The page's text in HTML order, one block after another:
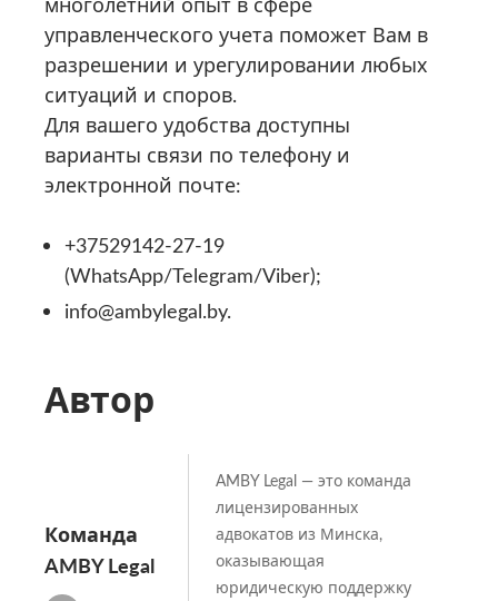
управленческого учета поможет Вам в
разрешении и урегулировании любых
ситуаций и споров.
Для вашего удобства доступны
варианты связи по телефону и
электронной почте:
+37529142-27-19
(WhatsApp/Telegram/Viber);
info@ambylegal.by.
Автор
Команда
AMBY Legal
AMBY Legal — это команда
лицензированных
адвокатов из Минска,
оказывающая
юридическую поддержку